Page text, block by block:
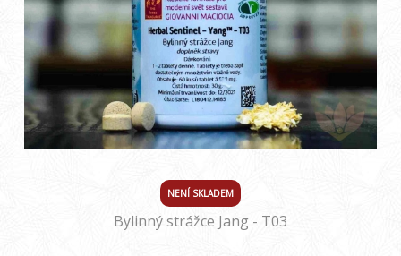
NENÍ SKLADEM
Bylinný strážce Jang - T03